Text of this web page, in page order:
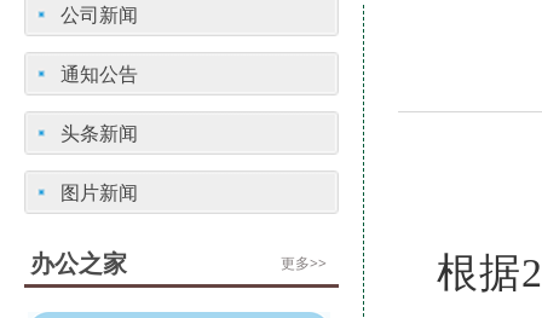
公司新闻
通知公告
头条新闻
图片新闻
更多>>
办公之家
根据